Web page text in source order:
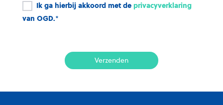
Ik ga hierbij akkoord met de privacyverklaring
van OGD.*